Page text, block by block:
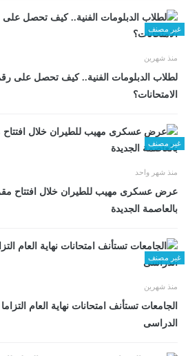
غير مصنف
منذ شهرين
لطلاب الدبلومات الفنية.. كيف تحصل على
الامتحانات؟
غير مصنف
منذ شهر واحد
عرض عسكرى مهيب للطيران خلال افتتاح مقر
بالعاصمة الجديدة
غير مصنف
منذ شهرين
الجامعات تستأنف امتحانات نهاية العام
الدراسى